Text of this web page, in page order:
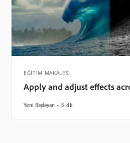
EĞİTİM MAKALESİ
Apply and adjust effects
Yeni Başlayan 5 dk